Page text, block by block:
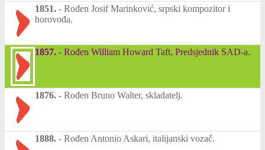
1851. - Rođen Josif Marinković, srpski kompozitor i
horovođa.
1857. - Rođen William Howard Taft, Predsjednik SAD-a.
1876. - Rođen Bruno Walter, skladatelj.
1888. - Rođen Antonio Askari, italijanski vozač.